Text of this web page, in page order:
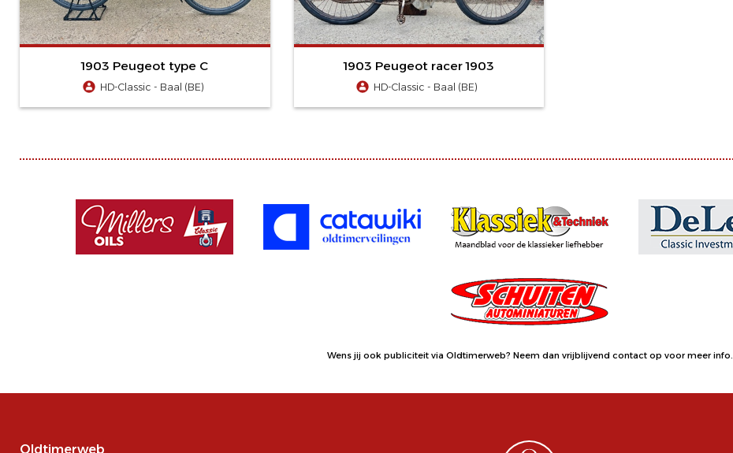
1903 Peugeot type C
HD-Classic - Baal (BE)
1903 Peugeot racer 1903
HD-Classic - Baal (BE)
Wens jij ook publiciteit via Oldtimerweb? Neem dan vrijblijvend contact op voor meer info.
Oldtimerweb